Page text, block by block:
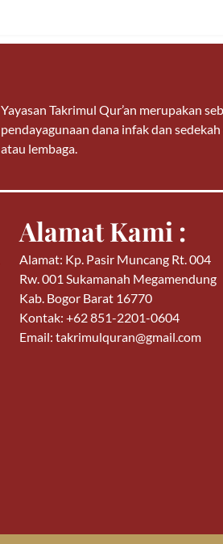
Yayasan Takrimul Qur’an merupakan
pendayagunaan dana infak dan
atau lembaga.
Alamat Kami :
Alamat: Kp. Pasir Muncang Rt. 004
Rw. 001 Sukamanah Megamendung
Kab. Bogor Barat 16770
Kontak: +62 851-2201-0604
Email: takrimulquran@gmail.com